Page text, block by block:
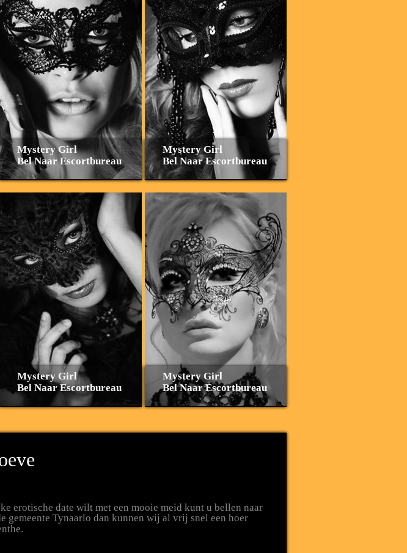
Mystery Girl
Bel Naar Escortbureau
Mystery Girl
Bel Naar Escortbureau
Mystery Girl
Bel Naar Escortbureau
Mystery Girl
Bel Naar Escortbureau
erotische date wilt met een mooie meid kunt u bellen naar
gemeente Tynaarlo dan kunnen wij al vrij snel een hoer